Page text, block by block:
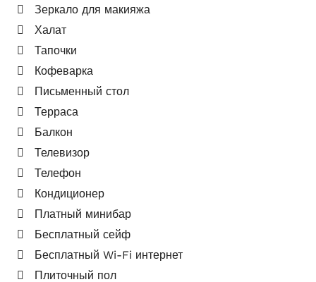
Зеркало для макияжа
Халат
Тапочки
Кофеварка
Письменный стол
Терраса
Балкон
Телевизор
Телефон
Кондиционер
Платный минибар
Бесплатный сейф
Бесплатный Wi-Fi интернет
Плиточный пол